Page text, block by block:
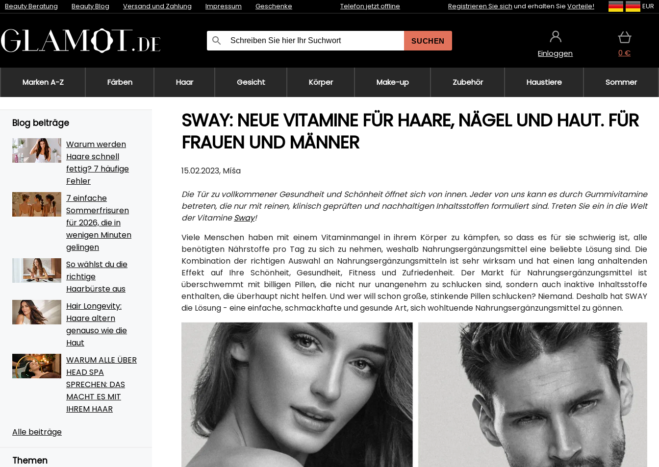
Beauty Beratung Beauty Blog Versand und Zahlung Impressum Geschenke Telefon jetzt offline Registrieren Sie sich und erhalten Sie Vorteile! EUR
SUCHEN
Einloggen 0 €
Marken A-Z Färben Haar Gesicht Körper Make-up Zubehör Haustiere Sommer
Blog beiträge
Warum werden
Haare schnell
fettig? 7 häufige
Fehler
7 einfache
Sommerfrisuren
für 2026, die in
wenigen Minuten
gelingen
So wählst du die
richtige
Haarbürste aus
Hair Longevity:
Haare altern
genauso wie die
Haut
WARUM ALLE ÜBER
HEAD SPA
SPRECHEN: DAS
MACHT ES MIT
IHREM HAAR
Alle beiträge
Themen
SWAY: NEUE VITAMINE FÜR HAARE, NÄGEL UND HAUT. FÜR
FRAUEN UND MÄNNER
15.02.2023, Míša
Die Tür zu vollkommener Gesundheit und Schönheit öffnet sich von innen. Jeder von uns kann es durch Gummivitamine
betreten, die nur mit reinen, klinisch geprüften und nachhaltigen Inhaltsstoffen formuliert sind. Treten Sie ein in die Welt
der VitamineSway!
Viele Menschen haben mit einem Vitaminmangel in ihrem Körper zu kämpfen, so dass es für sie schwierig ist, alle
benötigten Nährstoffe pro Tag zu sich zu nehmen, weshalb Nahrungsergänzungsmittel eine beliebte Lösung sind. Die
Kombination der richtigen Auswahl an Nahrungsergänzungsmitteln ist sehr wirksam und hat einen lang anhaltenden
Effekt auf Ihre Schönheit, Gesundheit, Fitness und Zufriedenheit. Der Markt für Nahrungsergänzungsmittel ist
überschwemmt mit billigen Pillen, die nicht nur unangenehm zu schlucken sind, sondern auch inaktive Inhaltsstoffe
enthalten, die überhaupt nicht helfen. Und wer will schon große, stinkende Pillen schlucken? Niemand. Deshalb hat SWAY
die Lösung - eine einfache, schmackhafte und gesunde Art, sich wohltuende Nahrungsergänzungsmittel zu gönnen.